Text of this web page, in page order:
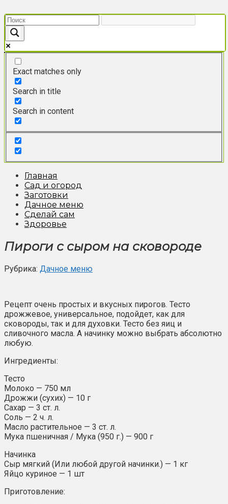
к
контенту
Exact matches only
Search in title
Search in content
Главная
Сад и огород
Заготовки
Дачное меню
Сделай сам
Здоровье
Пироги с сыром на сковороде
Рубрика: Дачное меню
Рецепт очень простых и вкусных пирогов. Тесто
дрожжевое, универсальное, подойдет, как для
сковороды, так и для духовки. Тесто без яиц и
сливочного масла. А начинку можно выбрать абсолютно
любую.
Ингредиенты:
Тесто
Молоко — 750 мл
Дрожжи (сухих) — 10 г
Сахар — 3 ст. л.
Соль — 2 ч. л.
Масло растительное — 3 ст. л.
Мука пшеничная / Мука (950 г.) — 900 г
Начинка
Сыр мягкий (Или любой другой начинки.) — 1 кг
Яйцо куриное — 1 шт
Приготовление: